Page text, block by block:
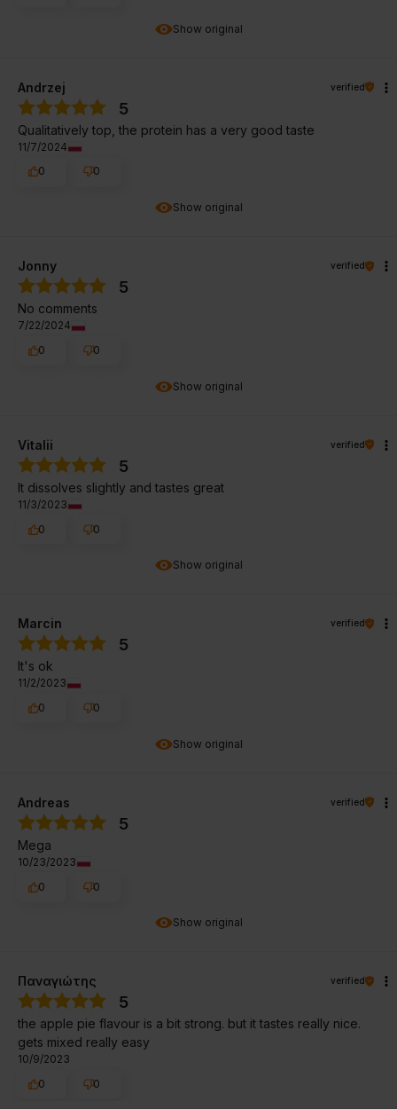
Show original
Show original
Andrzej verified
5
Qualitatively top, the protein has a very good taste
11/7/2024
0
0
Show original
Jonny verified
5
No comments
7/22/2024
0
0
Show original
Vitalii verified
5
It dissolves slightly and tastes great
11/3/2023
0
0
Show original
Marcin verified
5
It's ok
11/2/2023
0
0
Show original
Andreas verified
5
Mega
10/23/2023
0
0
Παναγιώτης verified
5
the apple pie flavour is a bit strong. but it tastes really nice.
gets mixed really easy
10/9/2023
0
0